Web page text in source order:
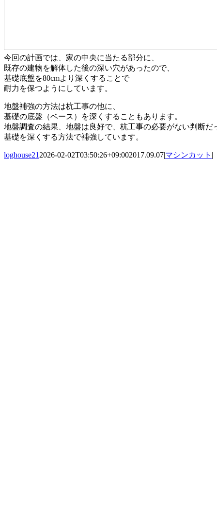
今回の計画では、家の中央に当たる部分に、
既存の建物を解体した後の深い穴があったので、
基礎底盤を80cmより深くすることで
耐力を保つようにしています。
地盤補強の方法は杭工事の他に、
基礎の底盤（ベース）を深くすることもあります。
地盤調査の結果、地盤は良好で、杭工事の必要がない判断だ
基礎を深くする方法で補強しています。
loghouse21 2026-02-02T03:50:26+09:002017.09.07|マシンカット |